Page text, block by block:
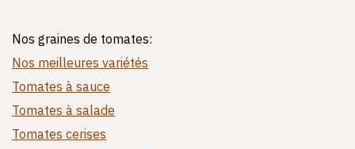
Nos graines de tomates:
Nos meilleures variétés
Tomates à sauce
Tomates à salade
Tomates cerises